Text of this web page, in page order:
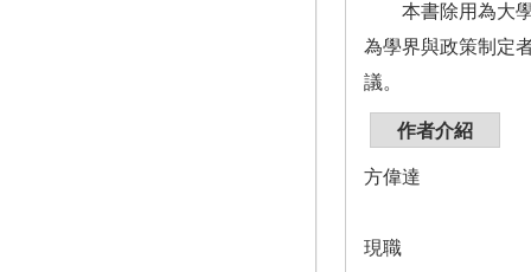
本書除用為大學
為學界與政策制定
議。
作者介紹
方偉達
現職